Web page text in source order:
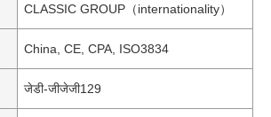
CLASSIC GROUP（internationality）
China, CE, CPA, ISO3834
जेडी-जीजेजी129